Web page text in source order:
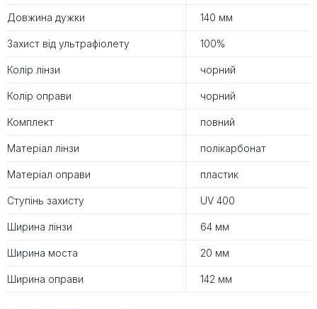
Довжина дужки 140 мм
Захист від ультрафіолету 100%
Колір лінзи чорний
Колір оправи чорний
Комплект повний
Матеріал лінзи полікарбонат
Матеріал оправи пластик
Ступінь захисту UV 400
Ширина лінзи 64 мм
Ширина моста 20 мм
Ширина оправи 142 мм